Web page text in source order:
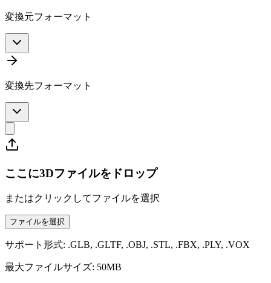
変換元フォーマット
変換先フォーマット
ここに3Dファイルをドロップ
またはクリックしてファイルを選択
ファイルを選択
サポート形式: .GLB, .GLTF, .OBJ, .STL, .FBX, .PLY, .VOX
最大ファイルサイズ: 50MB